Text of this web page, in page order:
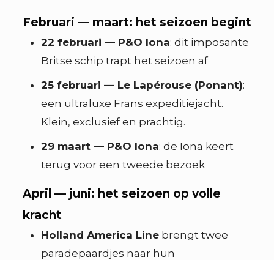
Februari — maart: het seizoen begint
22 februari — P&O Iona: dit imposante
Britse schip trapt het seizoen af
25 februari — Le Lapérouse (Ponant):
een ultraluxe Frans expeditiejacht.
Klein, exclusief en prachtig.
29 maart — P&O Iona: de Iona keert
terug voor een tweede bezoek
April — juni: het seizoen op volle
kracht
Holland America Linebrengt twee
paradepaardjes naar hun